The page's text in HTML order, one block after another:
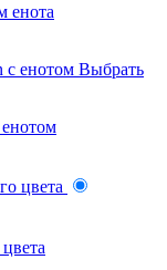
енота
Выбрать